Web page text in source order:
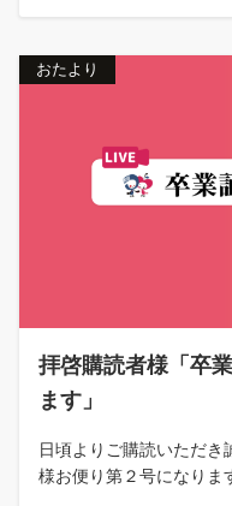
おたより
拝啓購読者様「卒
ます」
日頃よりご購読いただ
様お便り第２号になりま